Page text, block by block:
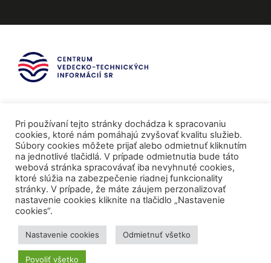
Mediálni partneri
Pri používaní tejto stránky dochádza k spracovaniu
cookies, ktoré nám pomáhajú zvyšovať kvalitu služieb.
Súbory cookies môžete prijať alebo odmietnuť kliknutím
na jednotlivé tlačidlá. V prípade odmietnutia bude táto
webová stránka spracovávať iba nevyhnuté cookies,
ktoré slúžia na zabezpečenie riadnej funkcionality
stránky. V prípade, že máte záujem perzonalizovať
nastavenie cookies kliknite na tlačidlo „Nastavenie
cookies“.
Nastavenie cookies Odmietnuť všetko
Povoliť všetko